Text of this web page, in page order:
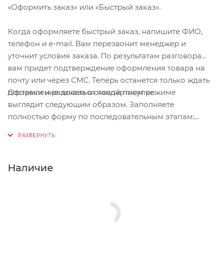
«Оформить заказ» или «Быстрый заказ».
Когда оформляете быстрый заказ, напишите ФИО,
телефон и e-mail. Вам перезвонит менеджер и
уточнит условия заказа. По результатам разговора
вам придет подтверждение оформления товара на
почту или через СМС. Теперь останется только ждать
доставки и радоваться новой покупке.
Оформление заказа в стандартном режиме
выглядит следующим образом. Заполняете
полностью форму по последовательным этапам:
Нажмите кнопку «Оформить заказ».
Наличие